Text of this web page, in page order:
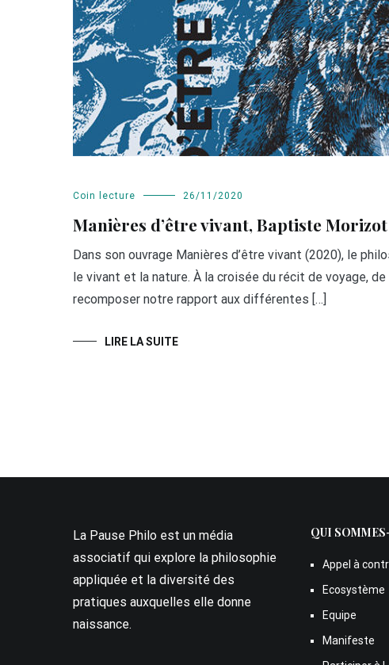
Coin lecture 26/11/2020
Manières d’être vivant, Baptiste
Dans son ouvrage Manières d’être vivant (2020), le
le vivant et la nature. À la croisée du récit de voyage,
recomposer notre rapport aux différentes […]
LIRE LA SUITE
La Pause Philo est un média
associatif qui explore la philosophie
appliquée et la diversité des
pratiques auxquelles elle donne
naissance.
QUI
Appel à
Ecosystème
Equipe
Manifeste